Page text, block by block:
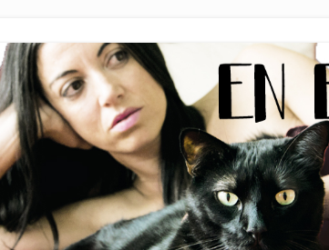
EL
las personas con gato (s)